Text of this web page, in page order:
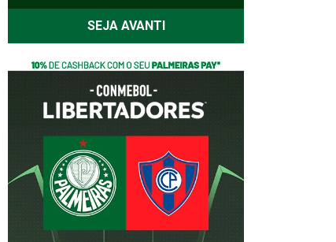
SEJA AVANTI